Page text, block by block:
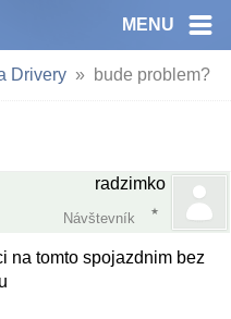
MENU
Drivery bude problem?
radzimko
Návštevník
na tomto spojazdnim bez